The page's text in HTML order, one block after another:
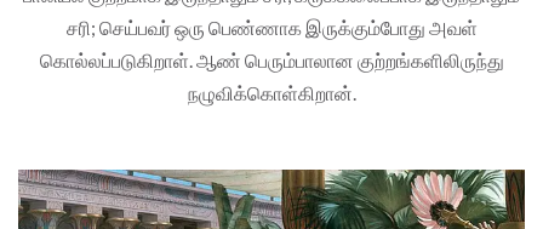
சரி; செய்பவர் ஒரு பெண்ணாக இருக்கும்போது அவள்
கொல்லப்படுகிறாள். ஆண் பெரும்பாலான குற்றங்களிலிருந்து
நழுவிக்கொள்கிறான்.